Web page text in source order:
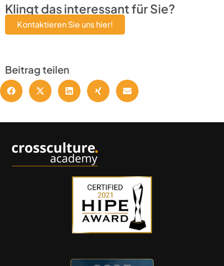
Klingt das interessant für Sie?
Kontaktieren Sie uns hier!
Beitrag teilen